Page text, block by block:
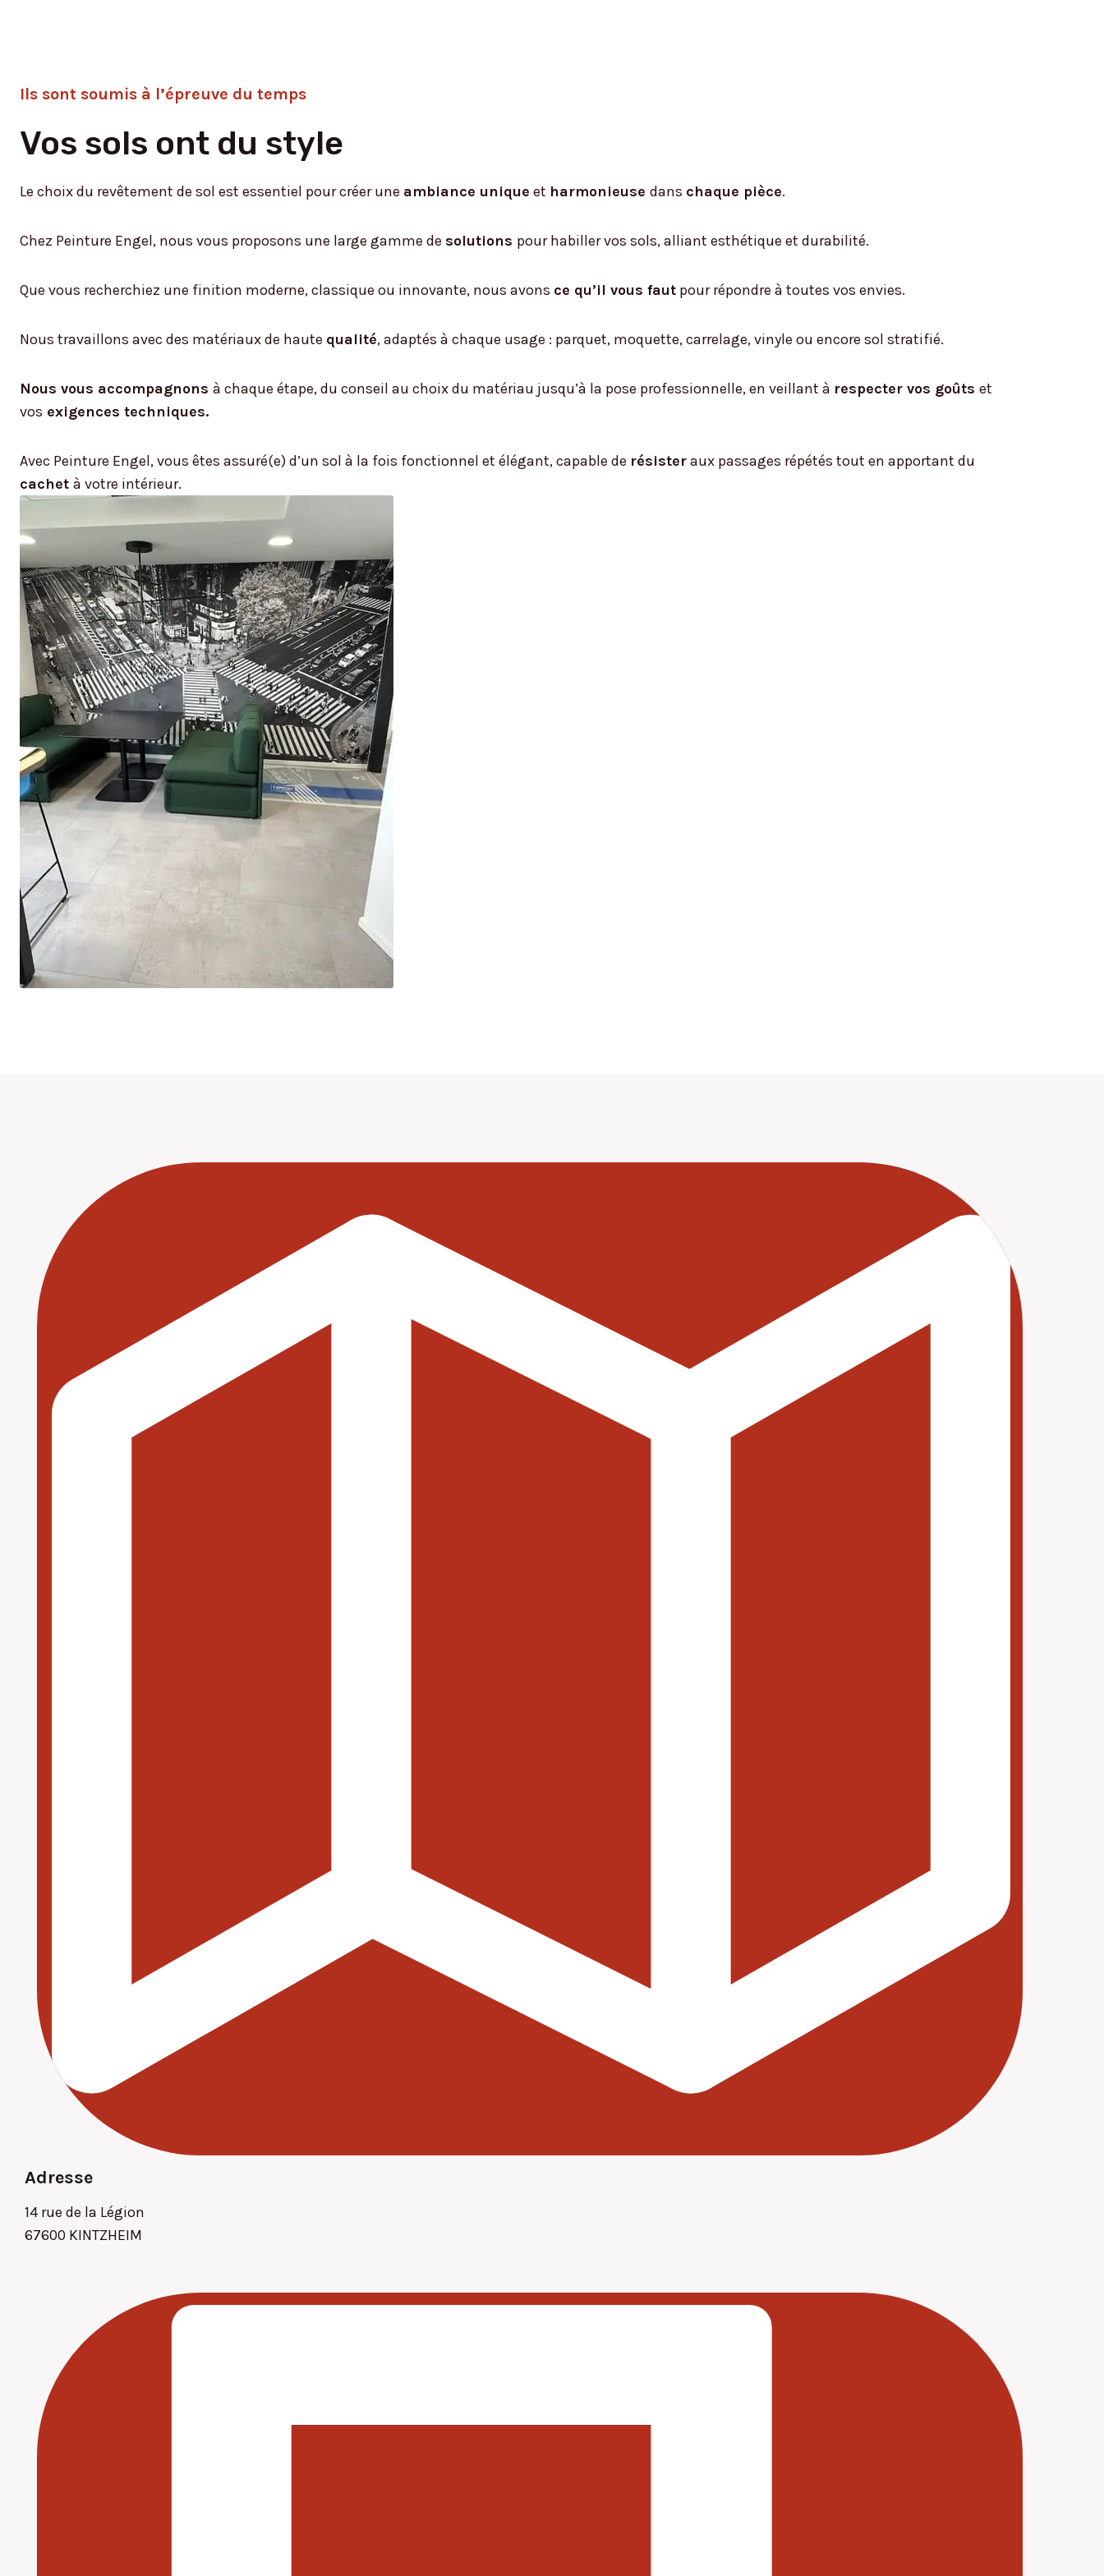
Ils sont soumis à l’épreuve du temps
Vos sols ont du style
Le choix du revêtement de sol est essentiel pour créer une ambiance unique et harmonieuse dans chaque pièce.
Chez Peinture Engel, nous vous proposons une large gamme de solutions pour habiller vos sols, alliant esthétique et durabilité.
Que vous recherchiez une finition moderne, classique ou innovante, nous avons ce qu’il vous faut pour répondre à toutes vos envies.
Nous travaillons avec des matériaux de haute qualité, adaptés à chaque usage : parquet, moquette, carrelage, vinyle ou encore sol stratifié.
Nous vous accompagnons à chaque étape, du conseil au choix du matériau jusqu’à la pose professionnelle, en veillant à respecter vos goûts et
vos exigences techniques.
Avec Peinture Engel, vous êtes assuré(e) d’un sol à la fois fonctionnel et élégant, capable de résisteraux passages répétés tout en apportant du
cachet à votre intérieur.
Adresse
14 rue de la Légion
67600 KINTZHEIM